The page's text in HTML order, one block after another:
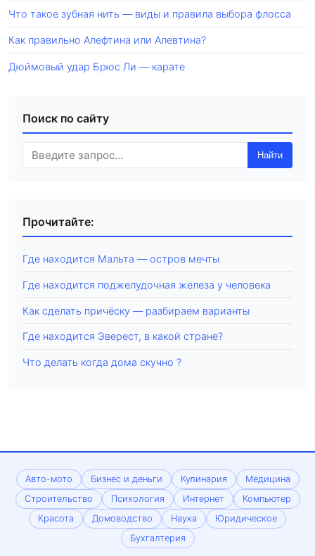
Что такое зубная нить — виды и правила выбора флосса
Как правильно Алефтина или Алевтина?
Дюймовый удар Брюс Ли — карате
Поиск по сайту
Найти
Прочитайте:
Где находится Мальта — остров мечты
Где находится поджелудочная железа у человека
Как сделать причёску — разбираем варианты
Где находится Эверест, в какой стране?
Что делать когда дома скучно ?
Авто-мото Бизнес и деньги Кулинария
Медицина
Строительство
Психология Интернет
Компьютер
Красота
Домоводство Наука
Юридическое
Бухгалтерия